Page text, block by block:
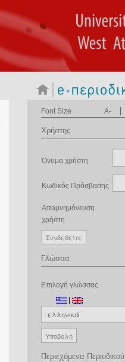
Font Size A-
Χρήστης
Όνομα χρήστη
Κωδικός Πρόσβασης
Απομνημόνευση
χρήστη
Γλώσσα
Επιλογή γλώσσας
|
Περιεχόμενα Περιοδικού